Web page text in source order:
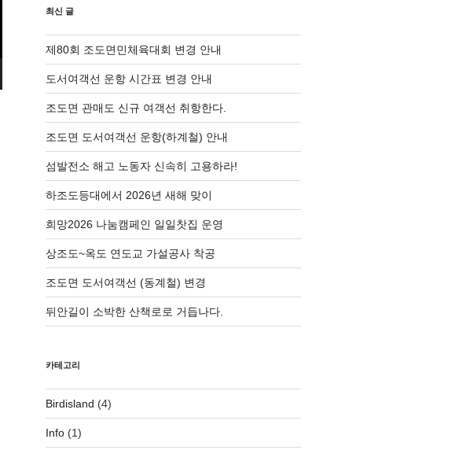
최신 글
제80회 조도면민체육대회 변경 안내
도서여객선 운항 시간표 변경 안내
조도면 관매도 신규 여객선 취항한다.
조도면 도서여객선 운항(하계철) 안내
섬발전소 해고 노동자 신속히 고용하라!
하조도등대에서 2026년 새해 맞이
희망2026 나눔캠페인 일일찻집 운영
상조도~옥도 연도교 가설공사 착공
조도면 도서여객선 (동계철) 변경
뒤안길이 소박한 산책로로 거듭나다.
카테고리
Birdisland (4)
Info(1)